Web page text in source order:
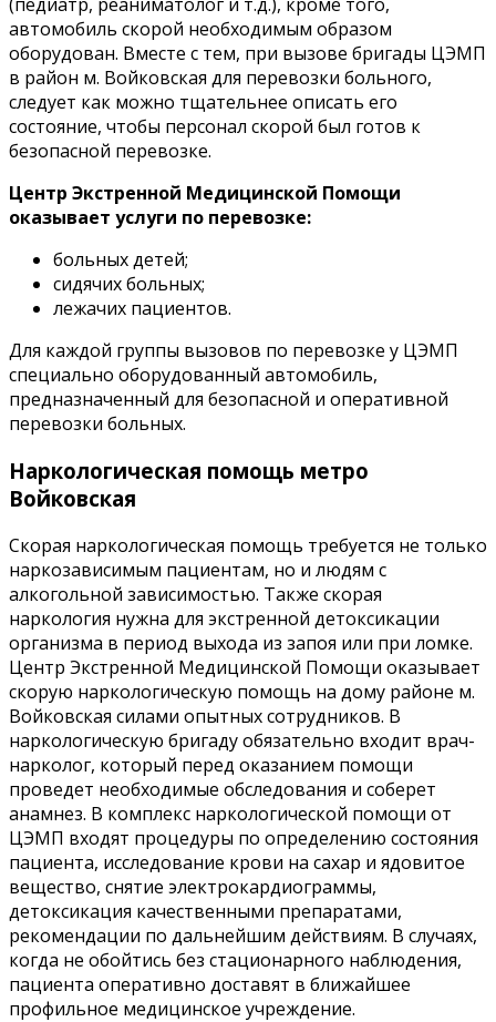
автомобиль скорой необходимым образом
оборудован. Вместе с тем, при вызове бригады ЦЭМП
в район м. Войковская для перевозки больного,
следует как можно тщательнее описать его
состояние, чтобы персонал скорой был готов к
безопасной перевозке.
Центр Экстренной Медицинской Помощи
оказывает услуги по перевозке:
больных детей;
сидячих больных;
лежачих пациентов.
Для каждой группы вызовов по перевозке у ЦЭМП
специально оборудованный автомобиль,
предназначенный для безопасной и оперативной
перевозки больных.
Наркологическая помощь метро
Войковская
Скорая наркологическая помощь требуется не только
наркозависимым пациентам, но и людям с
алкогольной зависимостью. Также скорая
наркология нужна для экстренной детоксикации
организма в период выхода из запоя или при ломке.
Центр Экстренной Медицинской Помощи оказывает
скорую наркологическую помощь на дому районе м.
Войковская силами опытных сотрудников. В
наркологическую бригаду обязательно входит врач-
нарколог, который перед оказанием помощи
проведет необходимые обследования и соберет
анамнез. В комплекс наркологической помощи от
ЦЭМП входят процедуры по определению состояния
пациента, исследование крови на сахар и ядовитое
вещество, снятие электрокардиограммы,
детоксикация качественными препаратами,
рекомендации по дальнейшим действиям. В случаях,
когда не обойтись без стационарного наблюдения,
пациента оперативно доставят в ближайшее
профильное медицинское учреждение.